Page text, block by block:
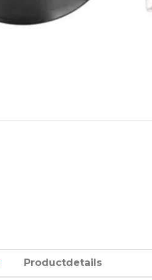
Productdetails